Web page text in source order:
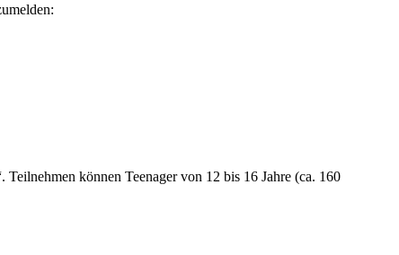
können Teenager von 12 bis 16 Jahre (ca. 160